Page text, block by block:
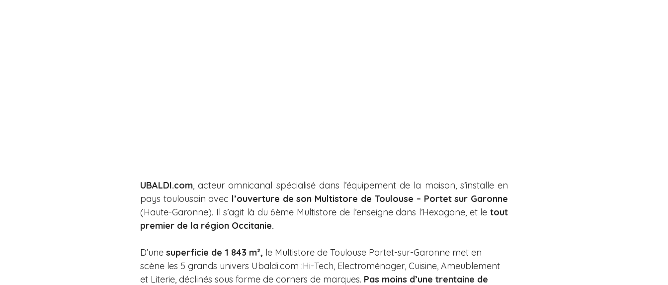
UBALDI.com, acteur omnicanal spécialisé dans l’équipement de la maison, s’installe en
pays toulousain avec
(Haute-Garonne). Il s’agit là du 6ème Multistore de l’enseigne dans l’Hexagone, et le tout
premier de la région Occitanie.
D’une superficie de 1 843 m², le Multistore de Toulouse Portet-sur-Garonne met en
scène les 5 grands univers Ubaldi.com :Hi-Tech, Electroménager, Cuisine, Ameublement
et Literie, déclinés sous forme de corners de marques. Pas moins d’une trentaine de